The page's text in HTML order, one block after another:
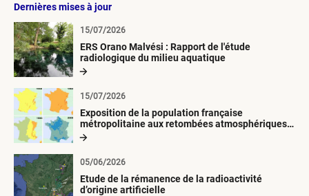
Dernières mises à jour
ERS Orano Malvési : Rapport de l'étude
radiologique du milieu aquatique
15/07/2026
Exposition de la population française
métropolitaine aux retombées atmosphériques
radioactives depuis 1945
15/07/2026
Etude de la rémanence de la radioactivité
d’origine artificielle
05/06/2026